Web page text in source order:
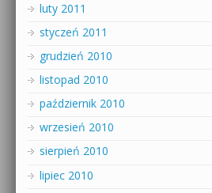
luty 2011
styczeń 2011
grudzień 2010
listopad 2010
październik 2010
wrzesień 2010
sierpień 2010
lipiec 2010